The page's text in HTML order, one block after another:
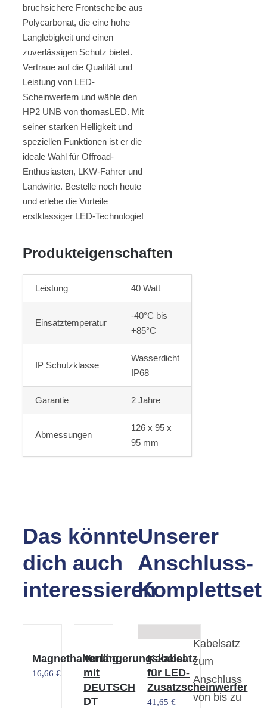
bruchsichere Frontscheibe aus
Polycarbonat, die eine hohe
Langlebigkeit und einen
zuverlässigen Schutz bietet.
Vertraue auf die Qualität und
Leistung von LED-
Scheinwerfern und wähle den
HP2 UNB von thomasLED. Mit
seiner starken Helligkeit und
speziellen Funktionen ist er die
ideale Wahl für Offroad-
Enthusiasten, LKW-Fahrer und
Landwirte. Bestelle noch heute
und erlebe die Vorteile
erstklassiger LED-Technologie!
Produkteigenschaften
Leistung 40 Watt
Einsatztemperatur
-40°C bis
+85°C
IP Schutzklasse
Wasserdicht
IP68
Garantie 2 Jahre
Abmessungen
126 x 95 x
95 mm
Das könnte
dich auch
interessieren
Magnethalterung
16,66 €
Verlängerungskabel
mit
DEUTSCH
DT
Unserer
Anschluss-
Komplettset
Kabelsatz
für LED-
Zusatzscheinwerfer
41,65€
Kabelsatz
zum
Anschluss
von bis zu